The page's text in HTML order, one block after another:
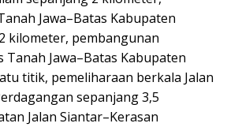
Jawa–Batas Kabupaten
kilometer, pembangunan
Jawa–Batas Kabupaten
titik, pemeliharaan berkala Jalan
sepanjang 3,5
Jalan Siantar–Kerasan